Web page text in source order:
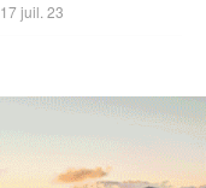
17 juil. 23